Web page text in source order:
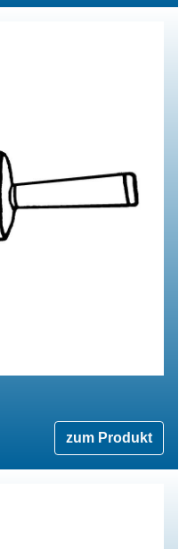
zum Produkt